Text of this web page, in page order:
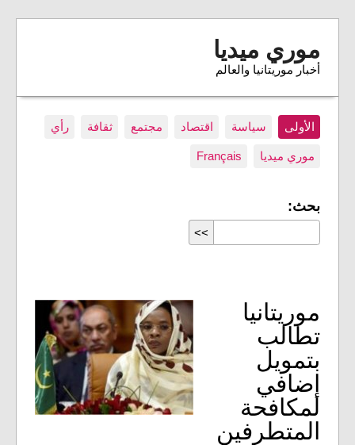
موري ميديا
أخبار موريتانيا والعالم
الأولى سياسة اقتصاد مجتمع ثقافة رأي
موري ميديا Français
بحث:
موريتانيا
تطالب
بتمويل
إضافي
لمكافحة
المتطرفين